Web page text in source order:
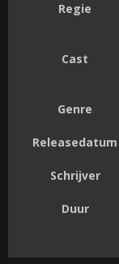
Regie
Cast
Genre
Releasedatum
Schrijver
Duur